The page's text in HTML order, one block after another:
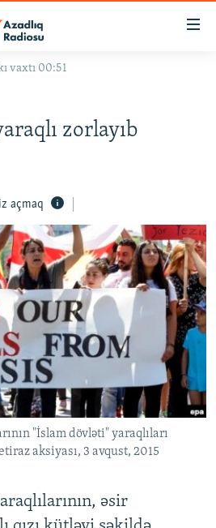
STANDARTLARIMIZ
vaxtı 00:51
zorlayıb
açmaq
"İslam dövləti" yaraqlıları
aksiyası, 3 avqust, 2015
əsir